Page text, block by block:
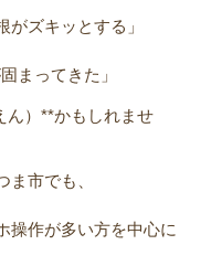
がズキッとする」
まってきた」
ん）**かもしれませ
市でも、
操作が多い方を中心に